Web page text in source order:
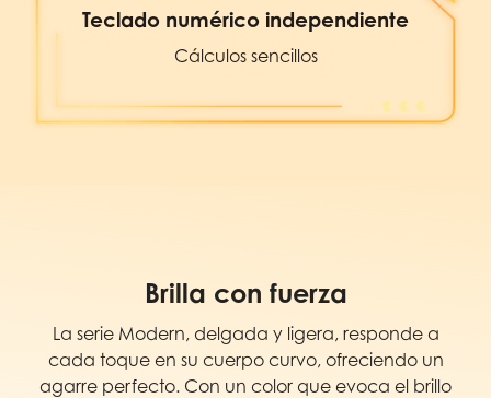
Teclado numérico independiente
Cálculos sencillos
Brilla con fuerza
La serie Modern, delgada y ligera, responde a
cada toque en su cuerpo curvo, ofreciendo un
agarre perfecto. Con un color que evoca el brillo